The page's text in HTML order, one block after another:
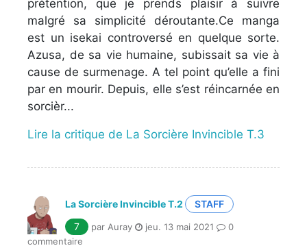
prétention, que je prends plaisir à suivre
malgré sa simplicité déroutante.Ce manga
est un isekai controversé en quelque sorte.
Azusa, de sa vie humaine, subissait sa vie à
cause de surmenage. A tel point qu’elle a fini
par en mourir. Depuis, elle s’est réincarnée en
sorcièr...
Lire la critique de La Sorcière Invincible T.3
La Sorcière Invincible T.2
STAFF
7
par Auray jeu. 13 mai 2021
0
commentaire